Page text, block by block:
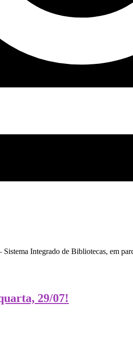
Integrado de Bibliotecas, em
29/07!